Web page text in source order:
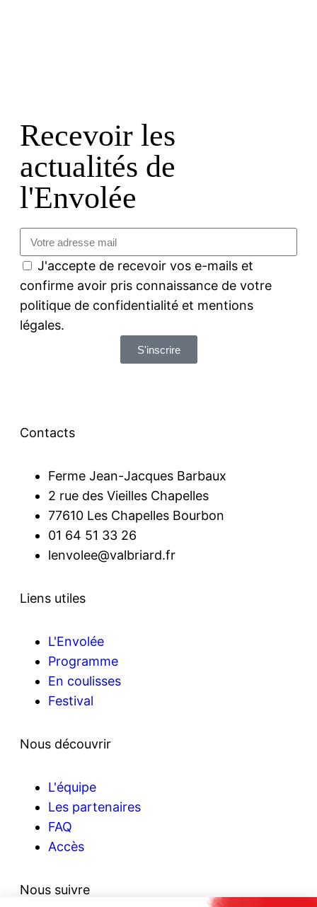
Recevoir les
actualités de
l'Envolée
J'accepte de recevoir vos e-mails et
confirme avoir pris connaissance de votre
politique de confidentialité et mentions
légales.
S'inscrire
Contacts
Ferme Jean-Jacques Barbaux
2 rue des Vieilles Chapelles
77610 Les Chapelles Bourbon
01 64 51 33 26
lenvolee@valbriard.fr
Liens utiles
L'Envolée
Programme
En coulisses
Festival
Nous découvrir
L'équipe
Les partenaires
FAQ
Accès
Nous suivre